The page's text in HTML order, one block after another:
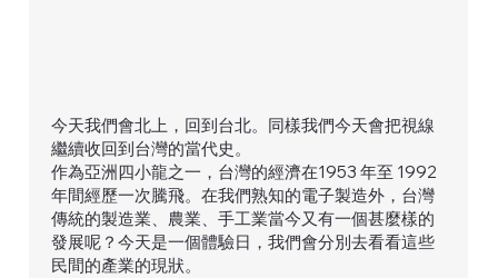
今天我們會北上，回到台北。同樣我們今天會把視線
繼續收回到台灣的當代史。
作為亞洲四小龍之一，台灣的經濟在1953 年至 1992
年間經歷一次騰飛。在我們熟知的電子製造外，台灣
傳統的製造業、農業、手工業當今又有一個甚麼樣的
發展呢？今天是一個體驗日，我們會分別去看看這些
民間的產業的現狀。